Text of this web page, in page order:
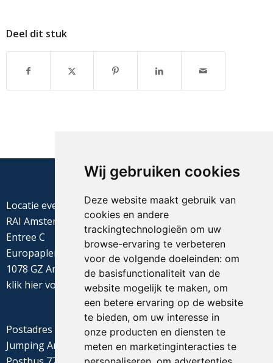
Wij gebruiken cookies
Deze website maakt gebruik van
cookies en andere
trackingtechnologieën om uw
browse-ervaring te verbeteren
voor de volgende doeleinden: om
de basisfunctionaliteit van de
website mogelijk te maken, om
een betere ervaring op de website
te bieden, om uw interesse in
onze producten en diensten te
meten en marketinginteracties te
Deel dit stuk
Locatie evenement
RAI Amsterdam
Entree C
Europaplein 22
1078 GZ Amsterdam
klik hiervoor de routebeschrijving
Postadres
Jumping Amsterdam